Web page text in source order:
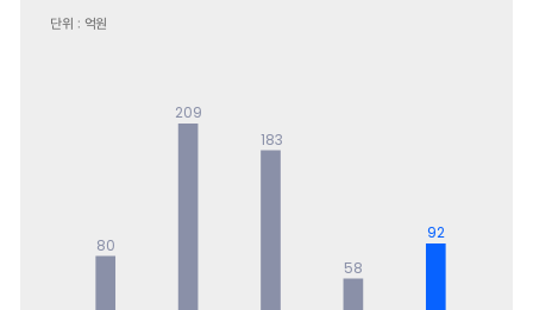
단위 : 억원